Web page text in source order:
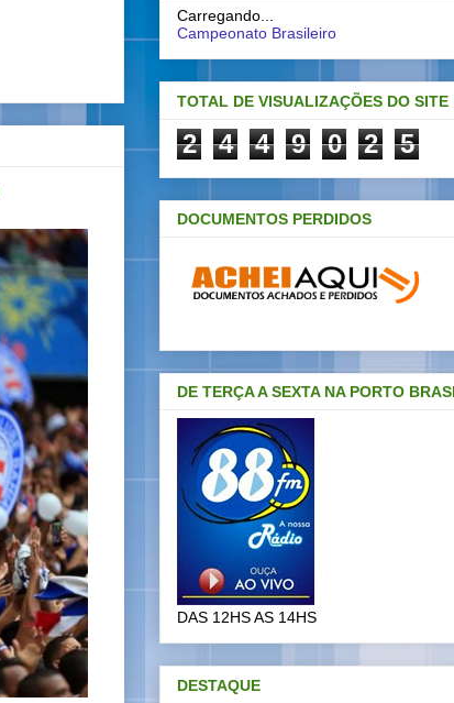
Carregando...
Campeonato Brasileiro
TOTAL DE VISUALIZAÇÕES DO SITE
2 4 4 9 0 2 5
DOCUMENTOS PERDIDOS
DE TERÇA A SEXTA NA PORTO
DAS 12HS AS 14HS
DESTAQUE